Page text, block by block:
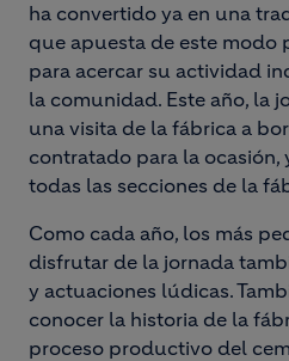
ha convertido ya en una
que apuesta de este modo
para acercar su actividad
la comunidad. Este año, la
una visita de la fábrica a
contratado para la ocasión,
todas las secciones de la
Como cada año, los más
disfrutar de la jornada
y actuaciones lúdicas.
conocer la historia de la
proceso productivo del